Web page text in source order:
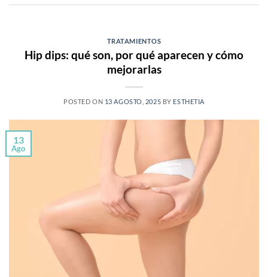
TRATAMIENTOS
Hip dips: qué son, por qué aparecen y cómo
mejorarlas
POSTED ON 13 AGOSTO, 2025 BY ESTHETIA
13
Ago